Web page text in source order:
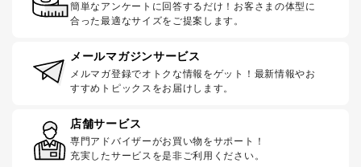
簡単なアンケートに回答するだけ！お客さまの体型に
合った最適なサイズをご提案します。
メールマガジンサービス
メルマガ登録でオトクな情報をゲット！最新情報やお
すすめトピックスをお届けします。
店舗サービス
専門アドバイザーがお買い物をサポート！
充実したサービスを是非ご利用ください。